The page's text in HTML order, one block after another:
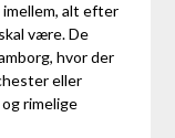
alt efter
være. De
hvor der
eller
rimelige